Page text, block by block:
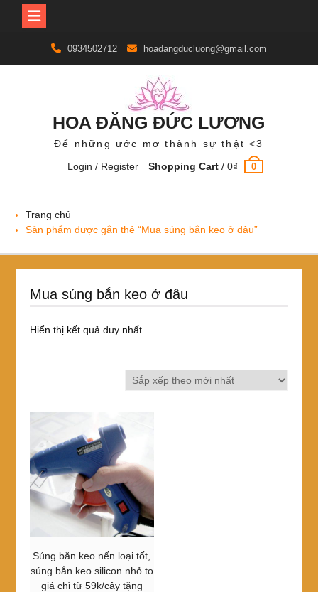
content
0934502712 hoadangducluong@gmail.com
HOA ĐĂNG ĐỨC LƯƠNG
Để những ước mơ thành sự thật <3
Login / Register
Shopping Cart /0₫ 0
Trang chủ
Sản phẩm được gắn thẻ “Mua súng bắn keo ở đâu”
Mua súng bắn keo ở đâu
Hiển thị kết quả duy nhất
Súng băn keo nến loại tốt,
súng bắn keo silicon nhỏ to
giá chỉ từ 59k/cây tặng